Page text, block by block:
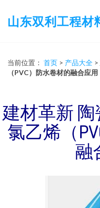
山东双利工程材
当前位置： 首页 > 产品大全 >
（PVC）防水卷材的融合应用
建材革新
氯乙烯（
融